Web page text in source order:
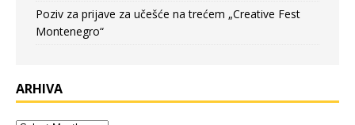
Poziv za prijave za učešće na trećem „Creative Fest
Montenegro“
ARHIVA